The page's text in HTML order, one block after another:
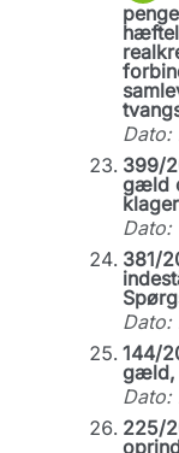
Dato:
399/
gæld
Dato:
381/
Dato:
144/
gæld,
Dato:
225/